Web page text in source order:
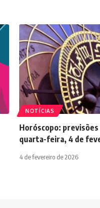
NOTÍCIAS
Horóscopo:
quarta-feira, 4 de
4 de fevereiro de 2026